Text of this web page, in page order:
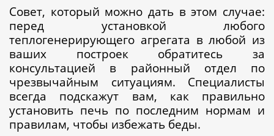
Совет, который можно дать в этом случае:
перед установкой любого
теплогенерирующего агрегата в любой из
ваших построек обратитесь за
консультацией в районный отдел по
чрезвычайным ситуациям. Специалисты
всегда подскажут вам, как правильно
установить печь по последним нормам и
правилам, чтобы избежать беды.